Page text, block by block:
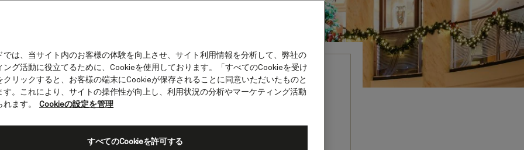
マスとカウントダウンクルーズ
リスマス、あなたのクルーズはどこへ向かいますか？
では、当サイト内のお客様の体験を向上させ、サイト利用情報を分析して、弊社の
ング活動に役立てるために、Cookieを使用しております。「すべてのCookieを受け
クリックすると、お客様の端末にCookieが保存されることに同意いただいたものと
す。これにより、サイトの操作性が向上し、利用状況の分析やマーケティング活動
ます。
Cookieの設定を管理
すべてのCookieを許可する